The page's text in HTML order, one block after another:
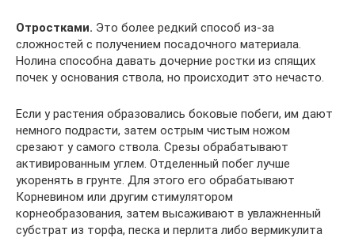
Отростками. Это более редкий способ из-за
сложностей с получением посадочного материала.
Нолина способна давать дочерние ростки из спящих
почек у основания ствола, но происходит это нечасто.
Если у растения образовались боковые побеги, им дают
немного подрасти, затем острым чистым ножом
срезают у самого ствола. Срезы обрабатывают
активированным углем. Отделенный побег лучше
укоренять в грунте. Для этого его обрабатывают
Корневином или другим стимулятором
корнеобразования, затем высаживают в увлажненный
субстрат из торфа, песка и перлита либо вермикулита